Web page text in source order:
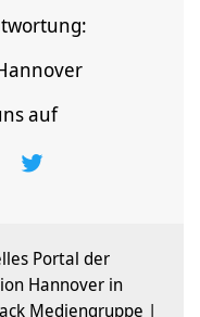
auf
Portal der
Hannover in
Mediengruppe |